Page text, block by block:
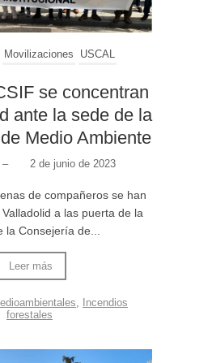
Movilizaciones USCAL
se concentran
ante la sede de la
Medio Ambiente
– 2 de junio de 2023
de compañeros se han
a las puerta de la
la Consejería de...
Leer más
Incendios
forestales